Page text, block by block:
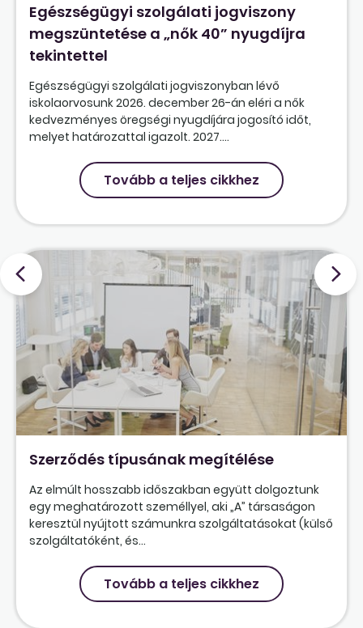
Egészségügyi szolgálati jogviszony
megszüntetése a „nők 40” nyugdíjra
tekintettel
Egészségügyi szolgálati jogviszonyban lévő
iskolaorvosunk 2026. december 26-án eléri a nők
kedvezményes öregségi nyugdíjára jogosító időt,
melyet határozattal igazolt. 2027....
Tovább a teljes cikkhez
Szerződés típusának megítélése
Az elmúlt hosszabb időszakban együtt dolgoztunk
egy meghatározott személlyel, aki „A” társaságon
keresztül nyújtott számunkra szolgáltatásokat (külső
szolgáltatóként, és...
Tovább a teljes cikkhez